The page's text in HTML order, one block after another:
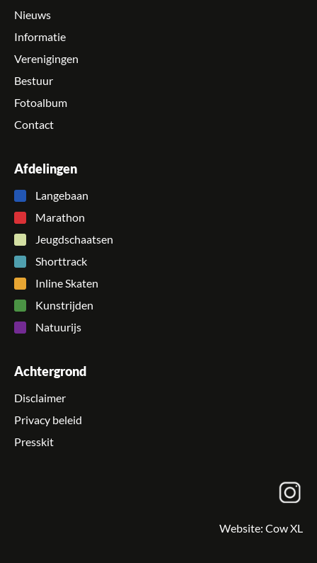
Nieuws
Informatie
Verenigingen
Bestuur
Fotoalbum
Contact
Afdelingen
Langebaan
Marathon
Jeugdschaatsen
Shorttrack
Inline Skaten
Kunstrijden
Natuurijs
Achtergrond
Disclaimer
Privacy beleid
Presskit
Website: Cow XL